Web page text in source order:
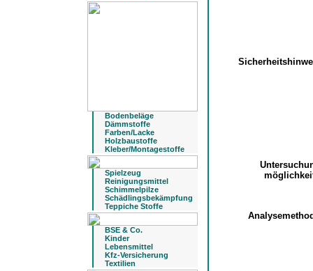
Bodenbeläge
Dämmstoffe
Farben/Lacke
Holzbaustoffe
Kleber/Montagestoffe
Spielzeug
Reinigungsmittel
Schimmelpilze
Schädlingsbekämpfung
Teppiche Stoffe
BSE & Co.
Kinder
Lebensmittel
Kfz-Versicherung
Textilien